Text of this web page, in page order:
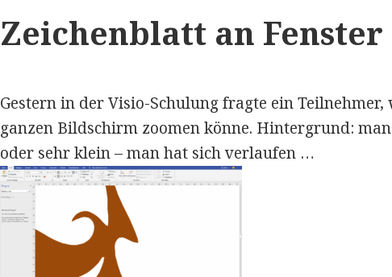
Zeichenblatt an Fenster
Gestern in der Visio-Schulung fragte ein
ganzen Bildschirm zoomen könne. Hintergrund:
oder sehr klein – man hat sich verlaufen …